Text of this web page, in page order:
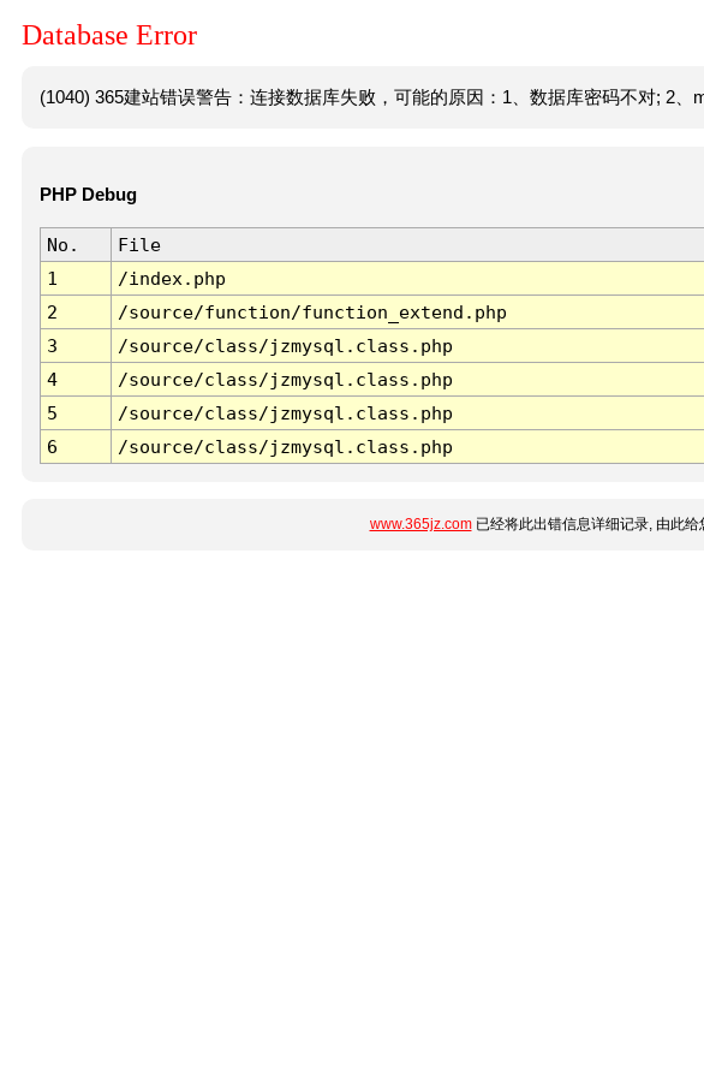
Database Error
(1040) 365建站错误警告：连接数据库失败，可能的原因：1、数据库密码不对; 2、
PHP Debug
No. File
1
/index.php
2
/source/function/function_extend.php
3
/source/class/jzmysql.class.php
4
/source/class/jzmysql.class.php
5
/source/class/jzmysql.class.php
6
/source/class/jzmysql.class.php
www.365jz.com已经将此出错信息详细记录, 由此